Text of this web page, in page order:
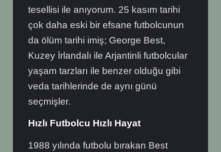
tesellisi ile anıyorum. 25 kasım tarihi
çok daha eski bir efsane futbolcunun
da ölüm tarihi imiş; George Best,
Kuzey İrlandalı ile Arjantinli futbolcular
yaşam tarzları ile benzer olduğu gibi
veda tarihlerinde de aynı günü
seçmişler.
Hızlı Futbolcu Hızlı Hayat
1988 yılında futbolu bırakan Best